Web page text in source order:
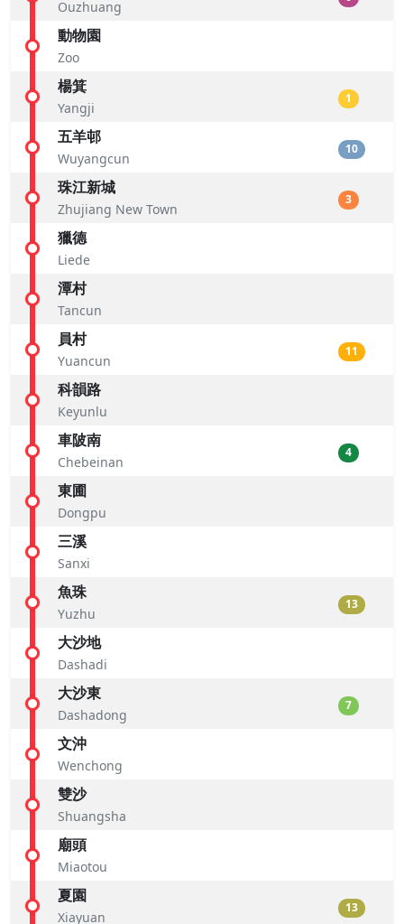
Ouzhuang
動物園
Zoo
楊箕
Yangji
1
五羊邨
Wuyangcun
10
珠江新城
Zhujiang New Town
3
獵德
Liede
潭村
Tancun
員村
Yuancun
11
科韻路
Keyunlu
車陂南
Chebeinan
4
東圃
Dongpu
三溪
Sanxi
魚珠
Yuzhu
13
大沙地
Dashadi
大沙東
Dashadong
7
文沖
Wenchong
雙沙
Shuangsha
廟頭
Miaotou
夏園
Xiayuan
13